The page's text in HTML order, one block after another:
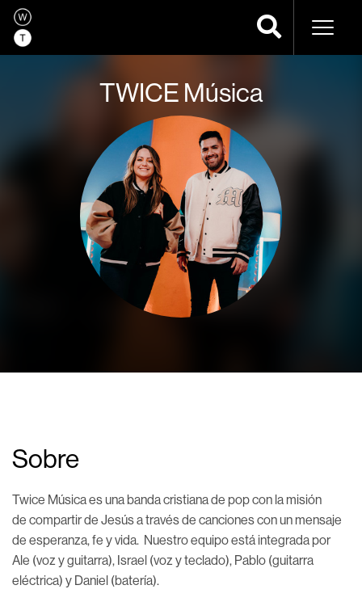
TWICE Música
Sobre
Twice Música es una banda cristiana de pop con la misión
de compartir de Jesús a través de canciones con un mensaje
de esperanza, fe y vida. Nuestro equipo está integrada por
Ale (voz y guitarra), Israel (voz y teclado), Pablo (guitarra
eléctrica) y Daniel (batería).